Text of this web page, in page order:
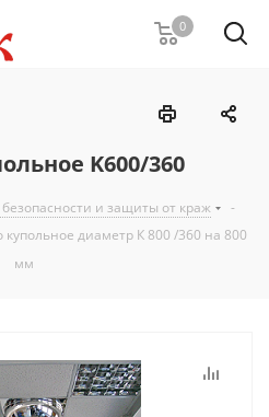
0
K600/360
и защиты от краж
-
купольное диаметр К 800 /360 на 800
мм